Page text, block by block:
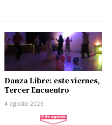
Danza Libre: este viernes,
Tercer Encuentro
4 agosto 2026